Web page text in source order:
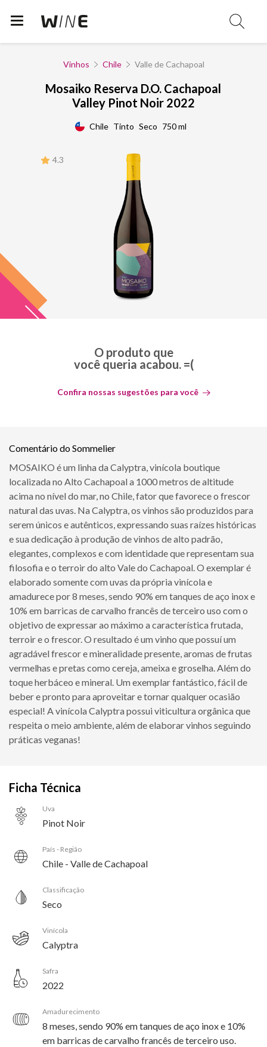
Vinhos Chile Valle de Cachapoal
Mosaiko Reserva D.O. Cachapoal
Valley Pinot Noir 2022
Chile Tinto Seco 750 ml
4.3
O produto que
você queria acabou. =(
Confira nossas sugestões para você
Comentário do Sommelier
MOSAIKO é um linha da Calyptra, vinícola boutique
localizada no Alto Cachapoal a 1000 metros de altitude
acima no nível do mar, no Chile, fator que favorece o frescor
natural das uvas. Na Calyptra, os vinhos são produzidos para
serem únicos e autênticos, expressando suas raízes históricas
e sua dedicação à produção de vinhos de alto padrão,
elegantes, complexos e com identidade que representam sua
filosofia e o terroir do alto Vale do Cachapoal. O exemplar é
elaborado somente com uvas da própria vinícola e
amadurece por 8 meses, sendo 90% em tanques de aço inox e
10% em barricas de carvalho francês de terceiro uso com o
objetivo de expressar ao máximo a característica frutada,
terroir e o frescor. O resultado é um vinho que possuí um
agradável frescor e mineralidade presente, aromas de frutas
vermelhas e pretas como cereja, ameixa e groselha. Além do
toque herbáceo e mineral. Um exemplar fantástico, fácil de
beber e pronto para aproveitar e tornar qualquer ocasião
especial! A vinícola Calyptra possui viticultura orgânica que
respeita o meio ambiente, além de elaborar vinhos seguindo
práticas veganas!
Ficha Técnica
Uva
Pinot Noir
País - Região
Chile - Valle de Cachapoal
Classificação
Seco
Vinícola
Calyptra
Safra
2022
Amadurecimento
8 meses, sendo 90% em tanques de aço inox e 10%
em barricas de carvalho francês de terceiro uso.